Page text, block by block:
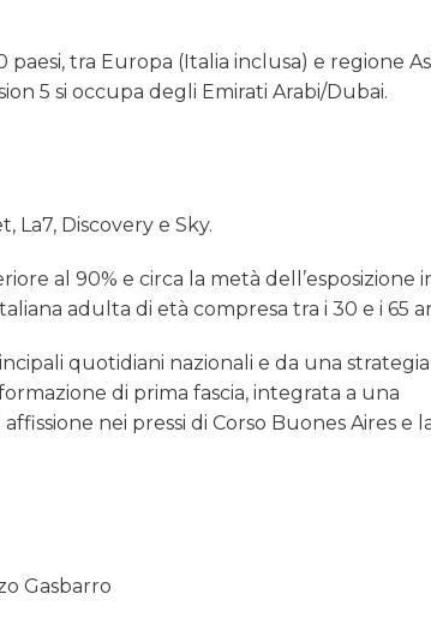
tra Europa (Italia inclusa) e regione
5 si occupa degli Emirati Arabi/Dubai.
La7, Discovery e Sky.
al 90% e circa la metà dell’esposizione
adulta di età compresa tra i 30 e i 65
quotidiani nazionali e da una strategia
di prima fascia, integrata a una
nei pressi di Corso Buones Aires e
Gasbarro